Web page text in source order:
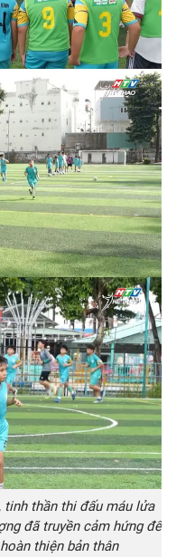
tinh thần thi đấu máu lửa
đã truyền cảm hứng để
thiện bản thân